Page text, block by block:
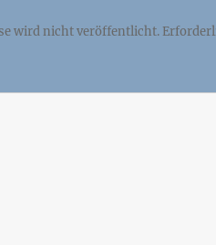
wird nicht veröffentlicht.